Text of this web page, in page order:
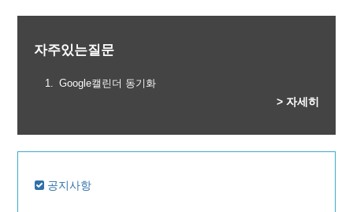
자주있는질문
Google캘린더 동기화
> 자세히
공지사항